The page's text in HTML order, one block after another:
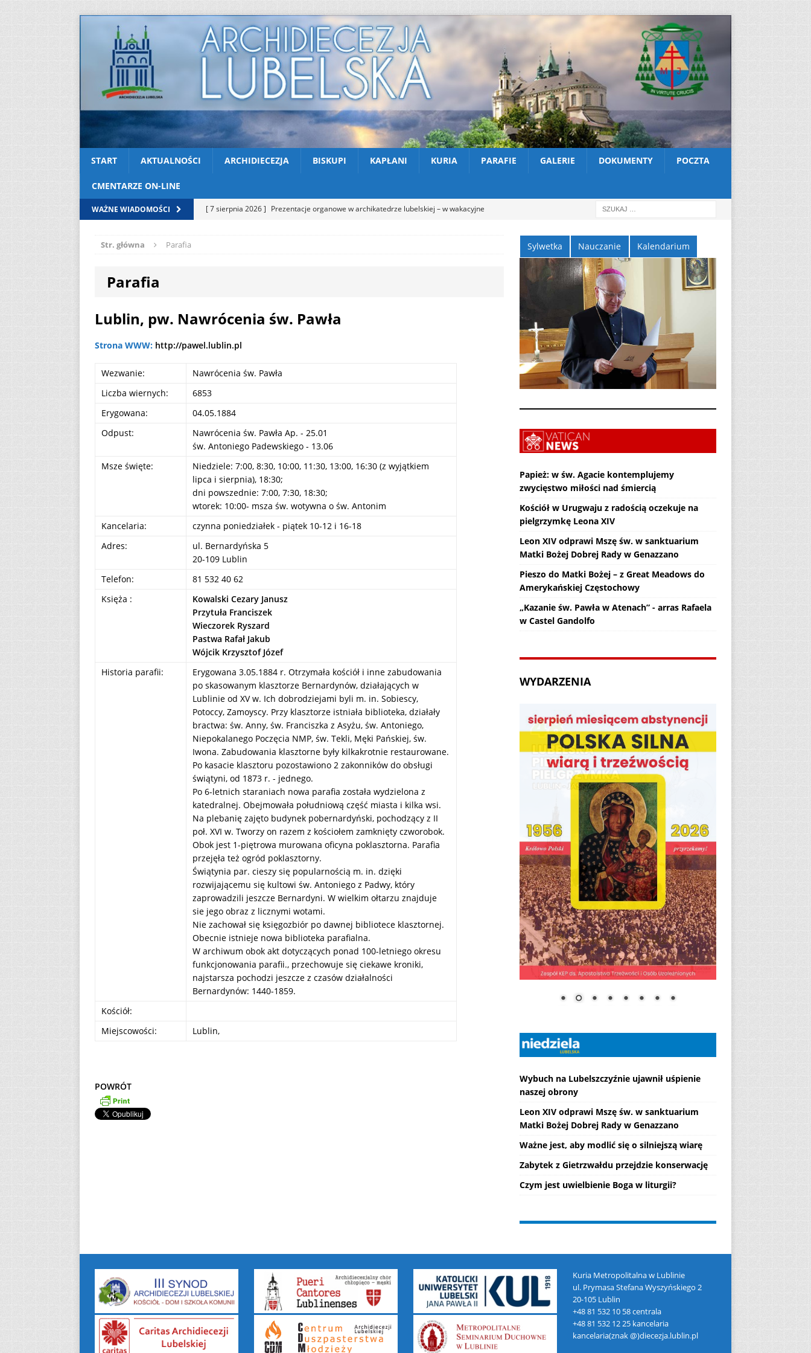
START AKTUALNOŚCI ARCHIDIECEZJA BISKUPI KAPŁANI KURIA PARAFIE GALERIE DOKUMENTY POCZTA
CMENTARZE ON-LINE
WAŻNE WIADOMOŚCI [ 7 sierpnia 2026 ] Prezentacje organowe w archikatedrze lubelskiej – w wakacyjne
(Mt 14, 22-33)
AKTUALNOŚCI
Niedzielę zwykłą „A (9.08.2026)
[ 7 sierpnia 2026 ] Zmarł ks. Ryszard Sowa
Str. główna Parafia
Parafia
Lublin, pw. Nawrócenia św. Pawła
Strona WWW: http://pawel.lublin.pl
Wezwanie:
Nawrócenia św. Pawła
Liczba wiernych:
6853
Erygowana:
04.05.1884
Odpust:
Nawrócenia św. Pawła Ap. - 25.01
św. Antoniego Padewskiego - 13.06
Msze święte:
Niedziele: 7:00, 8:30, 10:00, 11:30, 13:00, 16:30 (z wyjątkiem
lipca i sierpnia), 18:30;
dni powszednie: 7:00, 7:30, 18:30;
wtorek: 10:00- msza św. wotywna o św. Antonim
Kancelaria:
czynna poniedziałek - piątek 10-12 i 16-18
Adres:
ul. Bernardyńska 5
20-109 Lublin
Telefon:
81 532 40 62
Księża :
Kowalski Cezary Janusz
Przytuła Franciszek
Wieczorek Ryszard
Pastwa Rafał Jakub
Wójcik Krzysztof Józef
Historia parafii:
Erygowana 3.05.1884 r. Otrzymała kościół i inne zabudowania
po skasowanym klasztorze Bernardynów, działających w
Lublinie od XV w. Ich dobrodziejami byli m. in. Sobiescy,
Potoccy, Zamoyscy. Przy klasztorze istniała biblioteka, działały
bractwa: św. Anny, św. Franciszka z Asyżu, św. Antoniego,
Niepokalanego Poczęcia NMP, św. Tekli, Męki Pańskiej, św.
Iwona. Zabudowania klasztorne były kilkakrotnie restaurowane.
Po kasacie klasztoru pozostawiono 2 zakonników do obsługi
świątyni, od 1873 r. - jednego.
Po 6-letnich staraniach nowa parafia została wydzielona z
katedralnej. Obejmowała południową część miasta i kilka wsi.
Na plebanię zajęto budynek pobernardyński, pochodzący z II
poł. XVI w. Tworzy on razem z kościołem zamknięty czworobok.
Obok jest 1-piętrowa murowana oficyna poklasztorna. Parafia
przejęła też ogród poklasztorny.
Świątynia par. cieszy się popularnością m. in. dzięki
rozwijającemu się kultowi św. Antoniego z Padwy, który
zaprowadzili jeszcze Bernardyni. W wielkim ołtarzu znajduje
sie jego obraz z licznymi wotami.
Nie zachował się księgozbiór po dawnej bibliotece klasztornej.
Obecnie istnieje nowa biblioteka parafialna.
W archiwum obok akt dotyczących ponad 100-letniego okresu
funkcjonowania parafii., przechowuje się ciekawe kroniki,
najstarsza pochodzi jeszcze z czasów działalności
Bernardynów: 1440-1859.
Kościół:
Miejscowości:
Lublin,
POWRÓT
Sylwetka Nauczanie Kalendarium
Papież: w św. Agacie kontemplujemy
zwycięstwo miłości nad śmiercią
Kościół w Urugwaju z radością oczekuje na
pielgrzymkę Leona XIV
Leon XIV odprawi Mszę św. w sanktuarium
Matki Bożej Dobrej Rady w Genazzano
Pieszo do Matki Bożej – z Great Meadows do
Amerykańskiej Częstochowy
„Kazanie św. Pawła w Atenach” - arras Rafaela
w Castel Gandolfo
WYDARZENIA
Wybuch na Lubelszczyźnie ujawnił uśpienie
naszej obrony
Leon XIV odprawi Mszę św. w sanktuarium
Matki Bożej Dobrej Rady w Genazzano
Ważne jest, aby modlić się o silniejszą wiarę
Zabytek z Gietrzwałdu przejdzie konserwację
Czym jest uwielbienie Boga w liturgii?
Kuria Metropolitalna w Lublinie
ul. Prymasa Stefana Wyszyńskiego 2
20-105 Lublin
+48 81 532 10 58 centrala
+48 81 532 12 25 kancelaria
kancelaria(znak @)diecezja.lublin.pl